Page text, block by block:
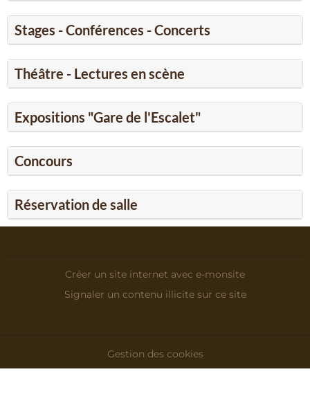
Stages - Conférences - Concerts
Théâtre - Lectures en scène
Expositions "Gare de l'Escalet"
Concours
Réservation de salle
Créer un site internet avec e-monsite
Signaler un contenu illicite sur ce site
Gestion des cookies